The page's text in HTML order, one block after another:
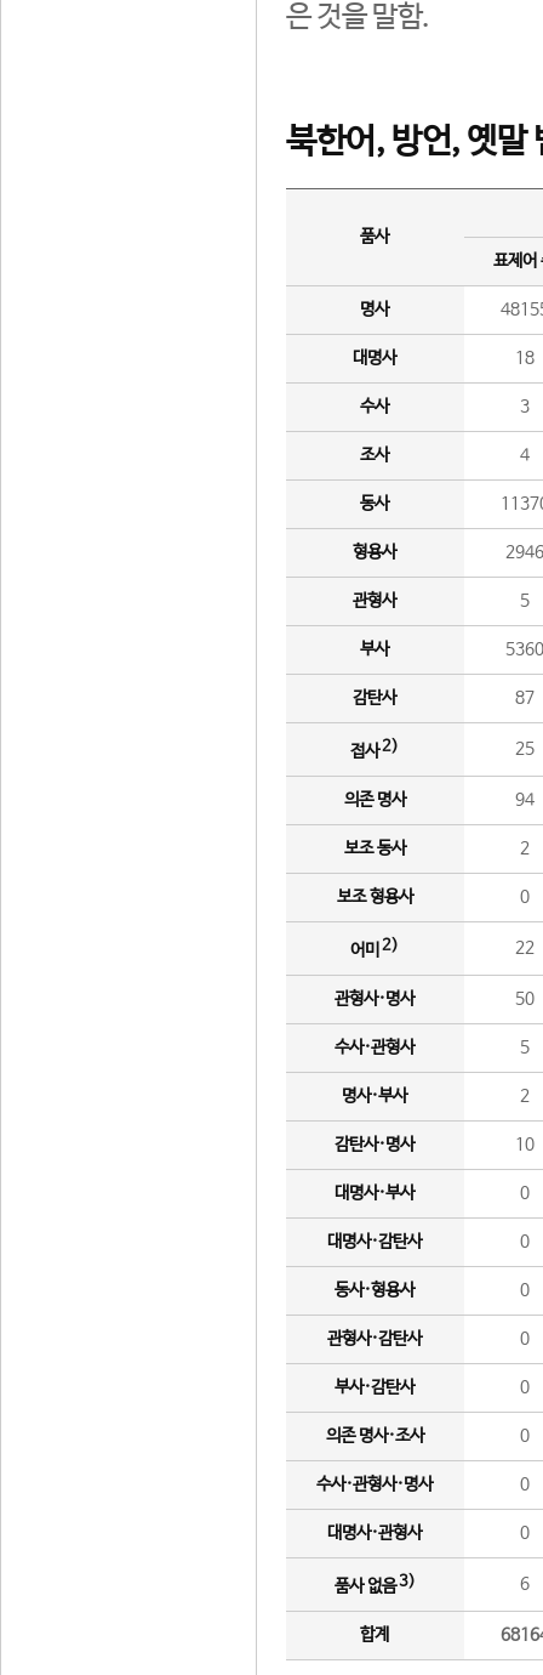
은 것을 말함.
북한어, 방언, 옛말
품사
표제어
명사
대명사 18
수사 3
조사 4
동사
형용사 2946
관형사 5
부사 5360
감탄사 87
접사2) 25
의존 명사 94
보조 동사 2
보조 형용사 0
어미 2) 22
관형사·명사 50
수사·관형사 5
명사·부사 2
감탄사·명사 10
대명사·부사 0
대명사·감탄사 0
동사·형용사 0
관형사·감탄사 0
부사·감탄사 0
의존 명사·조사 0
수사·관형사·명사 0
대명사·관형사 0
품사 없음3) 6
합계